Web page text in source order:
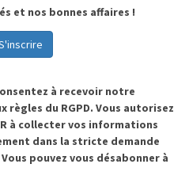
et nos bonnes affaires !
à recevoir notre
du RGPD. Vous autorisez
à collecter vos informations
dans la stricte demande
pouvez vous désabonner à